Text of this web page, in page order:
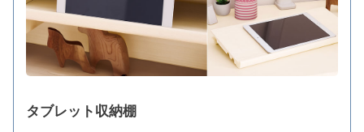
タブレット収納棚